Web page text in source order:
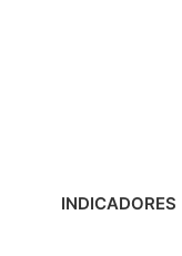
INDICADORES